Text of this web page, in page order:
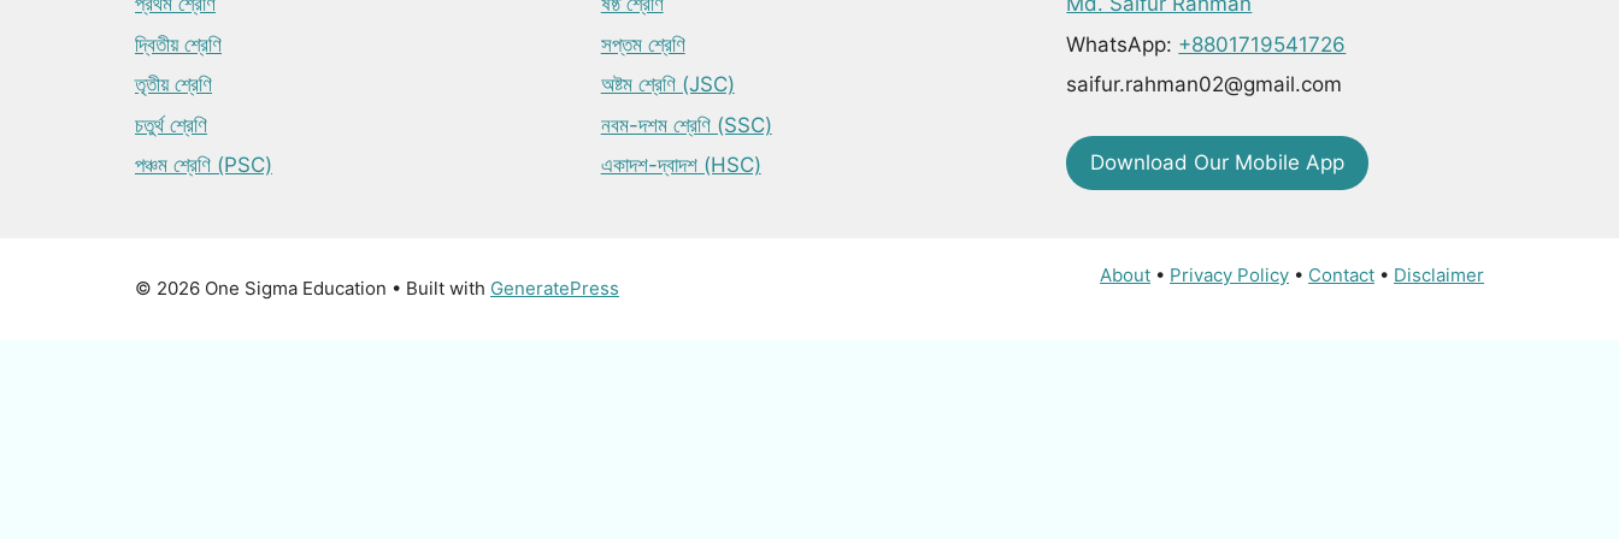
দ্বিতীয় শ্রেণি
তৃতীয় শ্রেণি
চতুর্থ শ্রেণি
পঞ্চম শ্রেণি (PSC)
সপ্তম শ্রেণি
অষ্টম শ্রেণি (JSC)
নবম-দশম শ্রেণি (SSC)
একাদশ-দ্বাদশ (HSC)
WhatsApp: +8801719541726
saifur.rahman02@gmail.com
Download Our Mobile App
About • Privacy Policy • Contact • Disclaimer
© 2026 One Sigma Education • Built with GeneratePress